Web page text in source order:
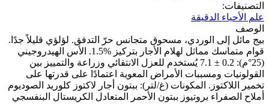
التصنيفات:
علم الأحياء الدقيقة
الوصف
بيج مائل إلى الوردي، مسحوق متجانس حرّ التدفق. لؤلؤي قليلاً جدًا.
قوام متماسك مماثل لهلام الأجار بتركيز ‎1.5%‎. الأس الهيدروجيني
(25°م): ‎7.1 ± 0.2 يُستخدم للعزل الانتقائي وزراعة والتمييز بين
القولونيات ومسببات الأمراض المعوية اعتمادًا على قدرتها على
تخمير اللاكتوز. المكونات (غ/لتر): ببتون أجار لاكتوز كلوريد الصوديوم
أملاح الصفراء بروتيوز ببتون الأحمر المتعادل الكريستال البنفسجي